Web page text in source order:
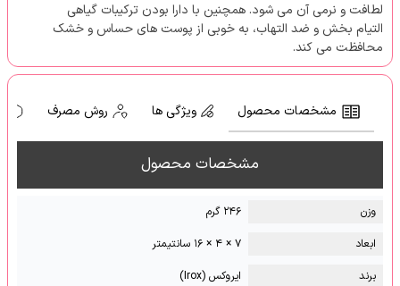
لطافت و نرمی آن می شود. همچنین با دارا بودن ترکیبات گیاهی
التیام بخش و ضد التهاب، به خوبی از پوست های حساس و خشک
محافظت می کند.
مشخصات محصول ویژگی ها روش مصرف
مشخصات محصول
وزن
۲۴۶ گرم
ابعاد
۷ × ۴ × ۱۶ سانتیمتر
برند
ایروکس (Irox)